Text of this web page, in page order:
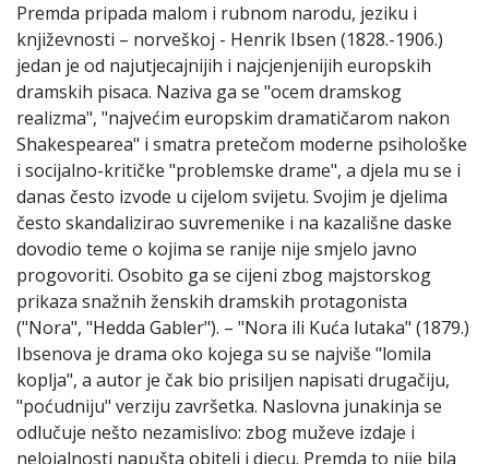
Premda pripada malom i rubnom narodu, jeziku i
književnosti – norveškoj - Henrik Ibsen (1828.-1906.)
jedan je od najutjecajnijih i najcjenjenijih europskih
dramskih pisaca. Naziva ga se "ocem dramskog
realizma", "najvećim europskim dramatičarom nakon
Shakespearea" i smatra pretečom moderne psihološke
i socijalno-kritičke "problemske drame", a djela mu se i
danas često izvode u cijelom svijetu. Svojim je djelima
često skandalizirao suvremenike i na kazališne daske
dovodio teme o kojima se ranije nije smjelo javno
progovoriti. Osobito ga se cijeni zbog majstorskog
prikaza snažnih ženskih dramskih protagonista
("Nora", "Hedda Gabler"). – "Nora ili Kuća lutaka" (1879.)
Ibsenova je drama oko kojega su se najviše "lomila
koplja", a autor je čak bio prisiljen napisati drugačiju,
"poćudniju" verziju završetka. Naslovna junakinja se
odlučuje nešto nezamislivo: zbog muževe izdaje i
nelojalnosti napušta obitelj i djecu. Premda to nije bila